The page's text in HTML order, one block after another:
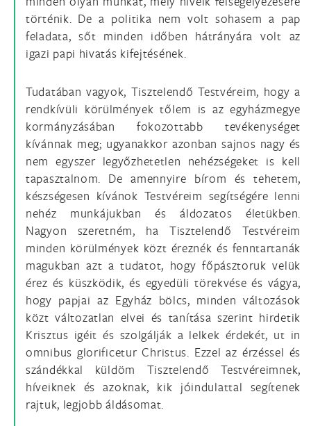
történik. De a politika nem volt sohasem a pap
feladata, sőt minden időben hátrányára volt az
igazi papi hivatás kifejtésének.
Tudatában vagyok, Tisztelendő Testvéreim, hogy a
rendkívüli körülmények tőlem is az egyházmegye
kormányzásában fokozottabb tevékenységet
kívánnak meg; ugyanakkor azonban sajnos nagy és
nem egyszer legyőzhetetlen nehézségeket is kell
tapasztalnom. De amennyire bírom és tehetem,
készségesen kívánok Testvéreim segítségére lenni
nehéz munkájukban és áldozatos életükben.
Nagyon szeretném, ha Tisztelendő Testvéreim
minden körülmények közt éreznék és fenntartanák
magukban azt a tudatot, hogy főpásztoruk velük
érez és küszködik, és egyedüli törekvése és vágya,
hogy papjai az Egyház bölcs, minden változások
közt változatlan elvei és tanítása szerint hirdetik
Krisztus igéit és szolgálják a lelkek érdekét, ut in
omnibus glorificetur Christus. Ezzel az érzéssel és
szándékkal küldöm Tisztelendő Testvéreimnek,
híveiknek és azoknak, kik jóindulattal segítenek
rajtuk, legjobb áldásomat.